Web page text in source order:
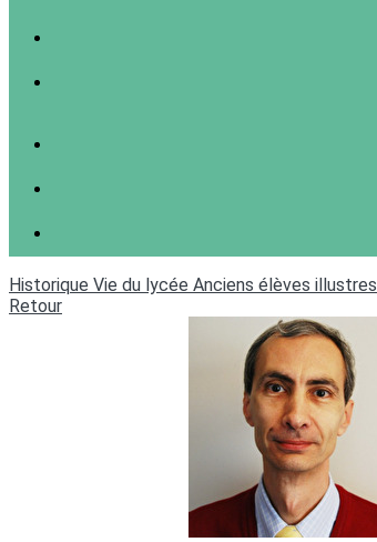
Historique Vie du lycée Anciens élèves illustres
Retour